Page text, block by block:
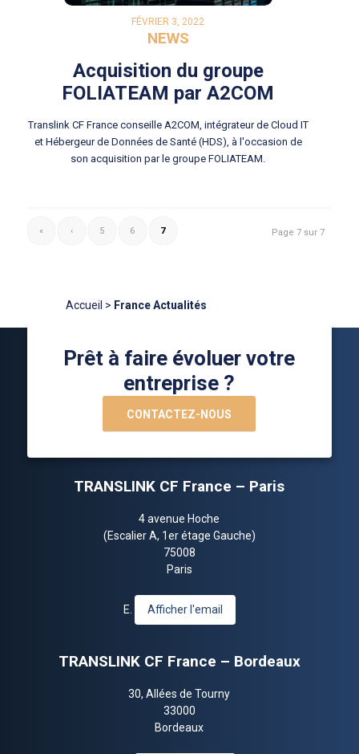
FÉVRIER 3, 2022
NEWS
Acquisition du groupe
FOLIATEAM par A2COM
Translink CF France conseille A2COM, intégrateur de Cloud IT
et Hébergeur de Données de Santé (HDS), à l'occasion de
son acquisition par le groupe FOLIATEAM.
Page 7 sur 7
« ‹ 5 6 7
Accueil > France Actualités
Prêt à faire évoluer votre
entreprise ?
CONTACTEZ-NOUS
TRANSLINK CF France – Paris
4 avenue Hoche
(Escalier A, 1er étage Gauche)
75008
Paris
E. Afficher l'email
TRANSLINK CF France – Bordeaux
30, Allées de Tourny
33000
Bordeaux